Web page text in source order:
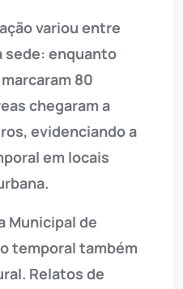
variou entre
enquanto
80
chegaram a
evidenciando a
em locais
Municipal de
temporal também
Relatos de